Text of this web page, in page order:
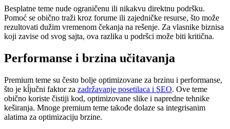
Besplatne teme nude ograničenu ili nikakvu direktnu podršku.
Pomoć se obično traži kroz forume ili zajedničke resurse, što može
rezultovati dužim vremenom čekanja na rešenje. Za vlasnike biznisa
koji zavise od svog sajta, ova razlika u podršci može biti kritična.
Performanse i brzina učitavanja
Premium teme su često bolje optimizovane za brzinu i performanse,
što je kĺjučni faktor za zadržavanje posetilaca i SEO. Ove teme
obično koriste čistiji kod, optimizovane slike i napredne tehnike
keširanja. Mnoge premium teme takođe dolaze sa integrisanim
alatima za optimizaciju brzine.